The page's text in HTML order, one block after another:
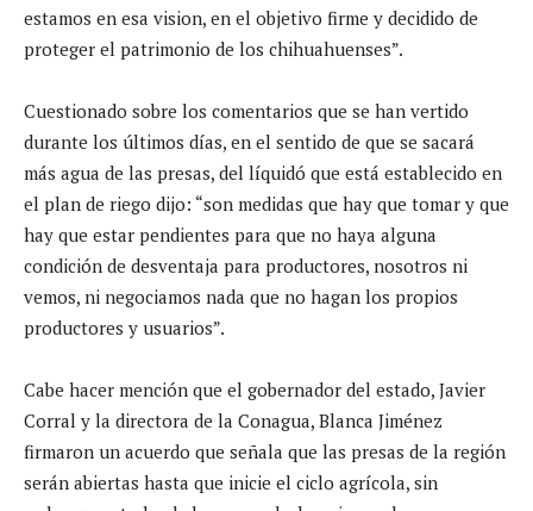
estamos en esa vision, en el objetivo firme y decidido de
proteger el patrimonio de los chihuahuenses”.
Cuestionado sobre los comentarios que se han vertido
durante los últimos días, en el sentido de que se sacará
más agua de las presas, del líquidó que está establecido en
el plan de riego dijo: “son medidas que hay que tomar y que
hay que estar pendientes para que no haya alguna
condición de desventaja para productores, nosotros ni
vemos, ni negociamos nada que no hagan los propios
productores y usuarios”.
Cabe hacer mención que el gobernador del estado, Javier
Corral y la directora de la Conagua, Blanca Jiménez
firmaron un acuerdo que señala que las presas de la región
serán abiertas hasta que inicie el ciclo agrícola, sin